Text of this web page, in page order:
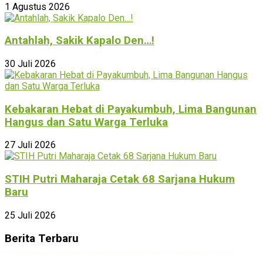
1 Agustus 2026
Antahlah, Sakik Kapalo Den…!
30 Juli 2026
Kebakaran Hebat di Payakumbuh, Lima Bangunan
Hangus dan Satu Warga Terluka
27 Juli 2026
STIH Putri Maharaja Cetak 68 Sarjana Hukum
Baru
25 Juli 2026
Berita Terbaru